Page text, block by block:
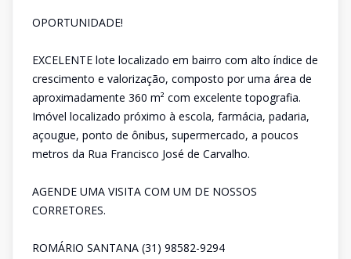
OPORTUNIDADE!
EXCELENTE lote localizado em bairro com alto índice de
crescimento e valorização, composto por uma área de
aproximadamente 360 m² com excelente topografia.
Imóvel localizado próximo à escola, farmácia, padaria,
açougue, ponto de ônibus, supermercado, a poucos
metros da Rua Francisco José de Carvalho.
AGENDE UMA VISITA COM UM DE NOSSOS
CORRETORES.
ROMÁRIO SANTANA (31) 98582-9294